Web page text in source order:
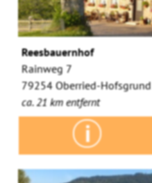
Reesbauernhof
Rainweg 7
79254 Oberried-Hofsgrund
ca. 21 km entfernt